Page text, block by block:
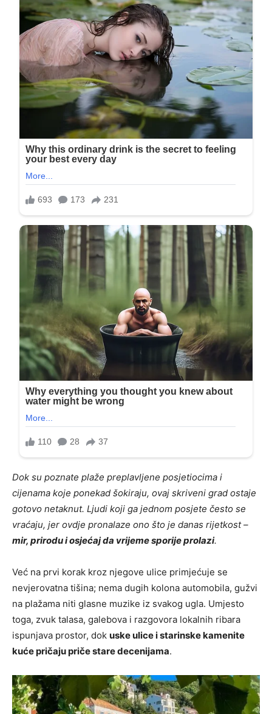
Dok su poznate plaže preplavljene posjetiocima i
cijenama koje ponekad šokiraju, ovaj skriveni grad ostaje
gotovo netaknut. Ljudi koji ga jednom posjete često se
vraćaju, jer ovdje pronalaze ono što je danas rijetkost –
mir, prirodu i osjećaj da vrijeme sporije prolazi.
Već na prvi korak kroz njegove ulice primjećuje se
nevjerovatna tišina; nema dugih kolona automobila, gužvi
na plažama niti glasne muzike iz svakog ugla. Umjesto
toga, zvuk talasa, galebova i razgovora lokalnih ribara
ispunjava prostor, dok uske ulice i starinske kamenite
kuće pričaju priče stare decenijama.